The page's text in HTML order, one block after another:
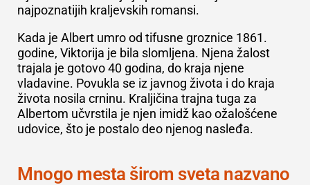
najpoznatijih kraljevskih romansi.
Kada je Albert umro od tifusne groznice 1861.
godine, Viktorija je bila slomljena. Njena žalost
trajala je gotovo 40 godina, do kraja njene
vladavine. Povukla se iz javnog života i do kraja
života nosila crninu. Kraljičina trajna tuga za
Albertom učvrstila je njen imidž kao ožalošćene
udovice, što je postalo deo njenog nasleđa.
Mnogo mesta širom sveta nazvano